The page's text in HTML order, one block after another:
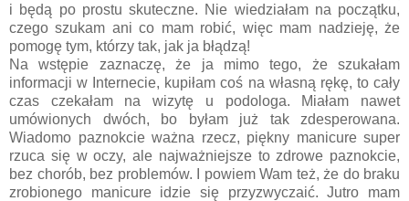
i będą po prostu skuteczne. Nie wiedziałam na początku,
czego szukam ani co mam robić, więc mam nadzieję, że
pomogę tym, którzy tak, jak ja błądzą!
Na wstępie zaznaczę, że ja mimo tego, że szukałam
informacji w Internecie, kupiłam coś na własną rękę, to cały
czas czekałam na wizytę u podologa. Miałam nawet
umówionych dwóch, bo byłam już tak zdesperowana.
Wiadomo paznokcie ważna rzecz, piękny manicure super
rzuca się w oczy, ale najważniejsze to zdrowe paznokcie,
bez chorób, bez problemów. I powiem Wam też, że do braku
zrobionego manicure idzie się przyzwyczaić. Jutro mam